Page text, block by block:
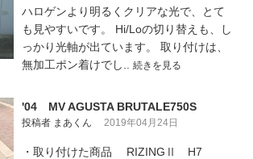
ハロゲンより明るくクリアな光で、とて
も見やすいです。 Hi/Loの切り替えも、し
っかり光軸が出ています。 取り付けは、
無加工ポン着けでし.. 続きを見る
'04 MV AGUSTA BRUTALE750S
投稿者 まあくん 2019年04月24日
・取り付けた商品 RIZINGⅡ H7